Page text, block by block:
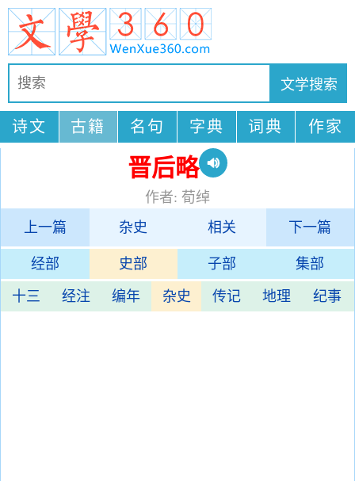
诗文 古籍 名句 字典 词典 作家
晋后略
作者: 荀绰
上一篇
杂史 相关 下一篇
经部 史部 子部 集部
十三 经注 编年 杂史 传记 地理 纪事